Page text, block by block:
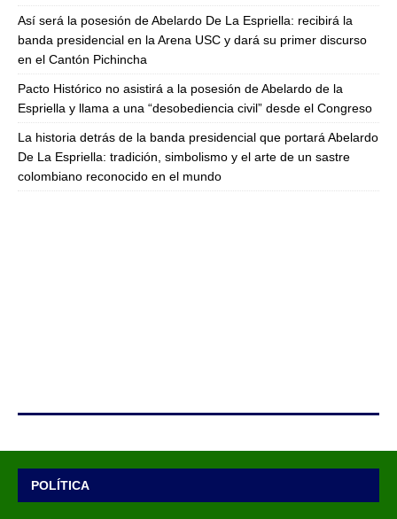
Así será la posesión de Abelardo De La Espriella: recibirá la
banda presidencial en la Arena USC y dará su primer discurso
en el Cantón Pichincha
Pacto Histórico no asistirá a la posesión de Abelardo de la
Espriella y llama a una “desobediencia civil” desde el Congreso
La historia detrás de la banda presidencial que portará Abelardo
De La Espriella: tradición, simbolismo y el arte de un sastre
colombiano reconocido en el mundo
POLÍTICA